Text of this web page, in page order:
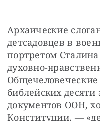
Архаические
детсадовцев в
портретом
духовно-
Общечеловеческие
библейских десяти
документов ООН,
Конституции, —